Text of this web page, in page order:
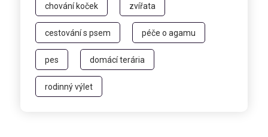
chování koček zvířata
cestování s psem péče o agamu
pes domácí terária
rodinný výlet